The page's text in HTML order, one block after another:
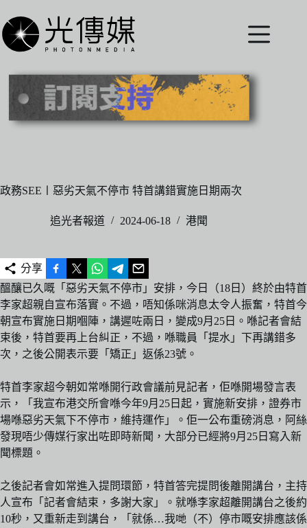
至
主
內
政務SEE〡惡劣天氣不停市 特首講錯實施日期兩次
追光者報道 2024-06-18 港聞
分享
醞釀已久嘅「惡劣天氣不停市」安排，今日（18日）終於由特首
李家超親自宣布落實。不過，唔知係咪消息太令人振奮，特首今
朝宣布實施日期嗰陣，講遲咗兩日，變成9月25日。喺記者會結
束後，特首要再上台糾正，不過，喺職員「提水」下再講錯多
次，之後公開表示要「矯正」返係23號。
特首李家超今朝如常喺開行政會議前見記者，佢喺開場發言表
示，「我宣布港交所會喺今年9月25日起，實施新安排，證券市
場喺惡劣天氣下不停市，維持運作」。佢一公布重磅消息，阿絲
發現唔少傳媒行家出咗即時新聞，大部分已經將9月25日寫入新
聞標題。
之後記者會如常進入提問環節，特首答完提問後離開講台，主持
人宣布「記者會結束，多謝大家」。就喺李家超離開講台之後約
10秒，又重新走到講台，「就係…我哋（不）停市嘅安排應該係